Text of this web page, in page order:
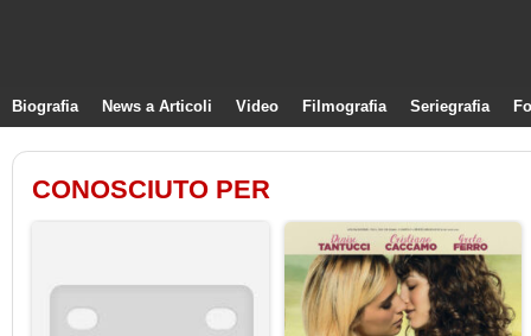
Biografia News a Articoli Video Filmografia Seriegrafia
CONOSCIUTO PER